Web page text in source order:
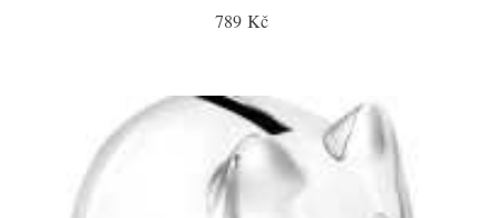
789 Kč